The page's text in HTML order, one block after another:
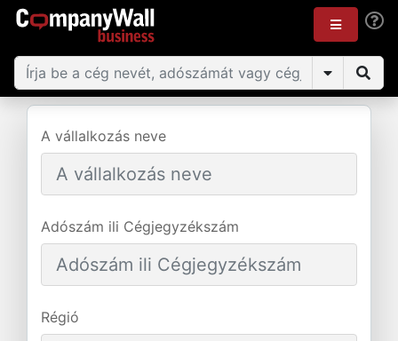
A vállalkozás neve
Adószám ili Cégjegyzékszám
Régió